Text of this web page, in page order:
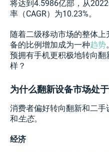
将达到4.5986亿部，从
率（CAGR）为10.23%。
随着二级移动市场的整体
备的比例增加成为一种趋势
预拥有手机更积极地转向
样？
为什么翻新设备市场处
消费者偏好转向翻新和二手
和生态。
经济